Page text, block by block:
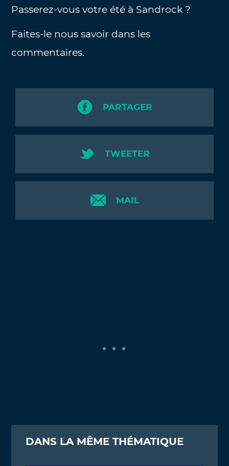
Passerez-vous votre été à Sandrock ?
Faites-le nous savoir dans les
commentaires.
PARTAGER
TWEETER
MAIL
DANS LA MÊME THÉMATIQUE